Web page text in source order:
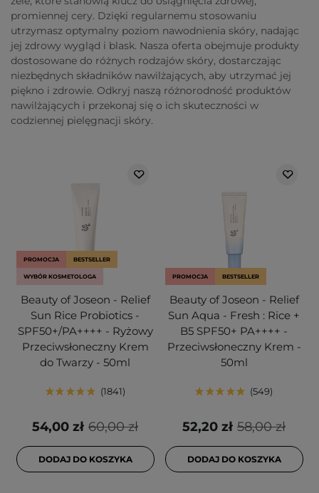
promiennej cery. Dzięki regularnemu stosowaniu
utrzymasz optymalny poziom nawodnienia skóry, nadając
jej zdrowy wygląd i blask. Nasza oferta obejmuje produkty
dostosowane do różnych rodzajów skóry, dostarczając
niezbędnych składników nawilżających, aby utrzymać jej
piękno i zdrowie. Odkryj naszą różnorodność produktów
nawilżających i przekonaj się o ich skuteczności w
codziennej pielęgnacji skóry.
PROMOCJA BESTSELLER
WYBÓR KOSMETOLOGA
Beauty of Joseon - Relief
Sun Rice Probiotics -
SPF50+/PA++++ - Ryżowy
Przeciwsłoneczny Krem
do Twarzy - 50ml
1841
60,00 zł
54,00 zł
DODAJ DO KOSZYKA
PROMOCJA BESTSELLER
Beauty of Joseon - Relief
Sun Aqua - Fresh : Rice +
B5 SPF50+ PA++++ -
Przeciwsłoneczny Krem -
50ml
549
58,00 zł
52,20 zł
DODAJ DO KOSZYKA